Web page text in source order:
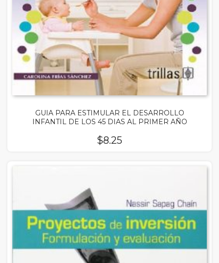
GUIA PARA ESTIMULAR EL DESARROLLO
INFANTIL DE LOS 45 DIAS AL PRIMER AÑO
$8.25